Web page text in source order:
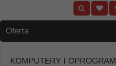
Oferta
KOMPUTERY I